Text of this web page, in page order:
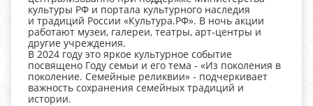
культуры РФ и портала культурного наследия
и традиций России «Культура.РФ». В ночь акции
работают музеи, галереи, театры, арт-центры и
другие учреждения.
В 2024 году это яркое культурное событие
посвящено Году семьи и его тема - «Из поколения в
поколение. Семейные реликвии» - подчеркивает
важность сохранения семейных традиций и
истории.